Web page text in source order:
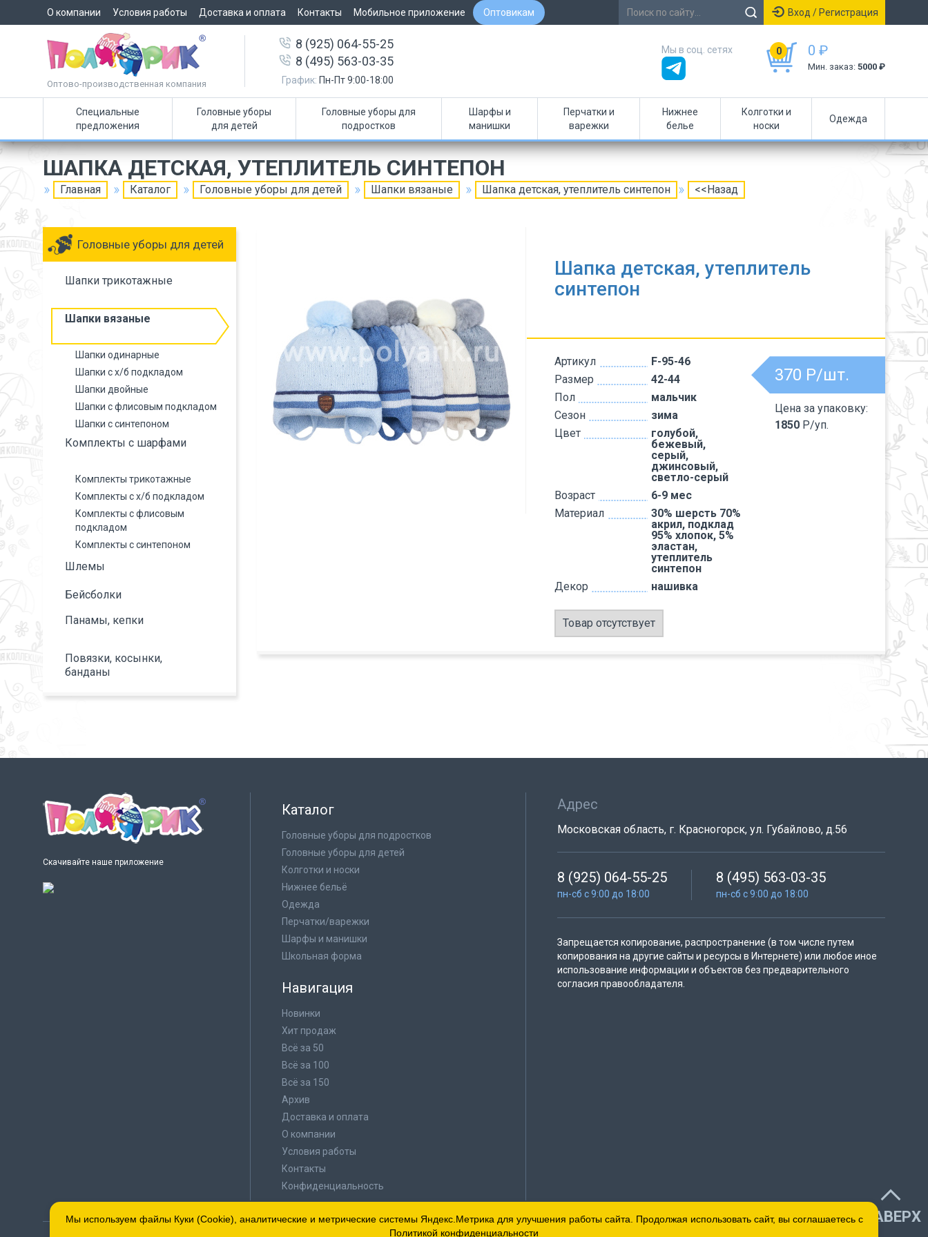
О компании Условия работы Доставка и оплата Контакты Мобильное приложение Оптовикам Вход / Регистрация
Оптово-производственная компания
8 (925) 064-55-25
8 (495) 563-03-35
График: Пн-Пт 9:00-18:00
0 0 ₽
Мин. заказ: 5000 ₽
Мы в соц. сетях
Специальные
предложения
Головные уборы
для детей
Головные уборы для
подростков
Шарфы и
манишки
Перчатки и
варежки
Нижнее
белье
Колготки и
носки
Одежда
ШАПКА ДЕТСКАЯ, УТЕПЛИТЕЛЬ СИНТЕПОН
Главная Каталог Головные уборы для детей Шапки вязаные Шапка детская, утеплитель синтепон <<Назад
Головные уборы для детей
Шапки трикотажные
Шапки вязаные
Шапки одинарные
Шапки с х/б подкладом
Шапки двойные
Шапки с флисовым подкладом
Шапки с синтепоном
Комплекты с шарфами
Комплекты трикотажные
Комплекты с х/б подкладом
Комплекты с флисовым
подкладом
Комплекты с синтепоном
Шлемы
Бейсболки
Панамы, кепки
Повязки, косынки,
банданы
Шапка детская, утеплитель
синтепон
Артикул
F-95-46
Размер
42-44
Пол
мальчик
Сезон
зима
Цвет
голубой,
бежевый,
серый,
джинсовый,
светло-серый
Возраст
6-9 мес
Материал
30% шерсть 70%
акрил, подклад
95% хлопок, 5%
эластан,
утеплитель
синтепон
Декор
нашивка
370 Р/шт.
Цена за упаковку:
1850 Р/уп.
Товар отсутствует
Скачивайте наше приложение
Каталог
Головные уборы для подростков
Головные уборы для детей
Колготки и носки
Нижнее бельё
Одежда
Перчатки/варежки
Шарфы и манишки
Школьная форма
Навигация
Новинки
Хит продаж
Всё за 50
Всё за 100
Всё за 150
Архив
Доставка и оплата
О компании
Условия работы
Контакты
Конфиденциальность
Адрес
Московская область, г. Красногорск, ул. Губайлово, д.56
8 (925) 064-55-25
пн-сб с 9:00 до 18:00
8 (495) 563-03-35
пн-сб с 9:00 до 18:00
Запрещается копирование, распространение (в том числе путем
копирования на другие сайты и ресурсы в Интернете) или любое иное
использование информации и объектов без предварительного
согласия правообладателя.
НАВЕРХ
Мы используем файлы Куки (Cookie), аналитические и метрические системы Яндекс.Метрика для улучшения работы сайта. Продолжая использовать сайт, вы соглашаетесь с
Политикой конфиденциальности